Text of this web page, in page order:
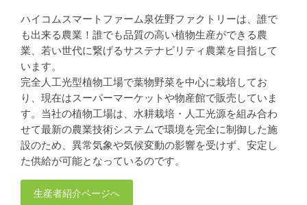
ハイコムスマートファーム泉佐野ファクトリーは、誰で
も出来る農業！誰でも品質の高い植物生産ができる農
業、若い世代に繋げるサステナビリティ農業を目指して
います。
完全人工光型植物工場で葉物野菜を中心に栽培してお
り、現在はスーパーマーケットや物産館で販売していま
す。当社の植物工場は、水耕栽培・人工光源を組み合わ
せて最新の農業技術システムで環境を完全に制御した施
設のため、異常気象や気候変動の影響を受けず、安定し
た供給が可能となっているのです。
生産者紹介ページへ